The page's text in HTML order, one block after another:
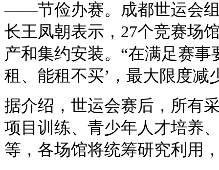
——节俭办赛。成都世运会
长王凤朝表示，27个竞赛场
产和集约安装。“在满足赛
租、能租不买’，最大限度减
据介绍，世运会赛后，所有
项目训练、青少年人才培养
等，各场馆将统筹研究利用